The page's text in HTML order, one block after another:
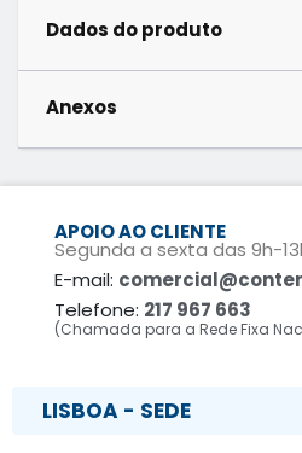
Dados do produto
Anexos
APOIO AO CLIENTE
Segunda a sexta das 9h-
E-mail:
Telefone: 217 967 663
(Chamada para a Rede Fixa
LISBOA - SEDE